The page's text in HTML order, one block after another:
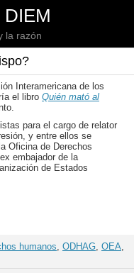
DIEM
la razón
Interamericana de los
el libro Quién mató al
para el cargo de relator
y entre ellos se
Oficina de Derechos
embajador de la
de Estados
humanos, ODHAG, OEA,